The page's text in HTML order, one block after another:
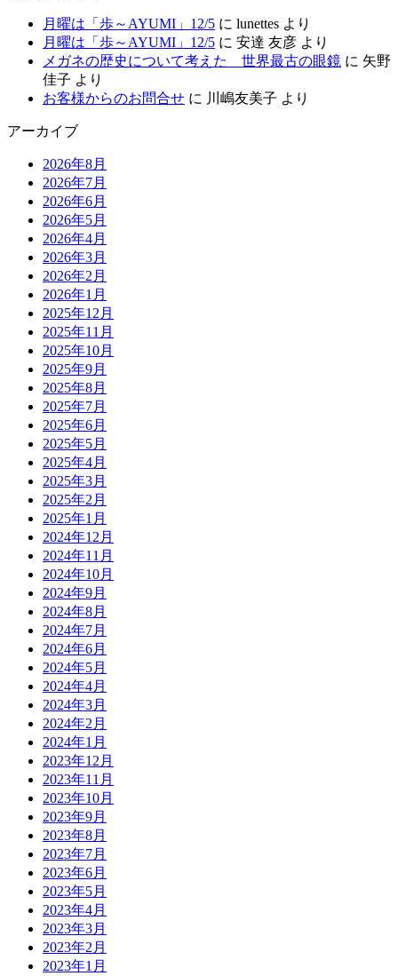
月曜は「歩～AYUMI」12/5 に lunettes より
月曜は「歩～AYUMI」12/5 に 安達 友彦 より
メガネの歴史について考えた 世界最古の眼鏡 に 矢野
佳子 より
お客様からのお問合せ に 川嶋友美子 より
アーカイブ
2026年8月
2026年7月
2026年6月
2026年5月
2026年4月
2026年3月
2026年2月
2026年1月
2025年12月
2025年11月
2025年10月
2025年9月
2025年8月
2025年7月
2025年6月
2025年5月
2025年4月
2025年3月
2025年2月
2025年1月
2024年12月
2024年11月
2024年10月
2024年9月
2024年8月
2024年7月
2024年6月
2024年5月
2024年4月
2024年3月
2024年2月
2024年1月
2023年12月
2023年11月
2023年10月
2023年9月
2023年8月
2023年7月
2023年6月
2023年5月
2023年4月
2023年3月
2023年2月
2023年1月